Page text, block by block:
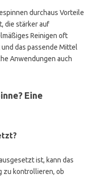
durchaus Vorteile
die stärker auf
Reinigen oft
das passende Mittel
Anwendungen auch
Eine
ist, kann das
zu kontrollieren, ob